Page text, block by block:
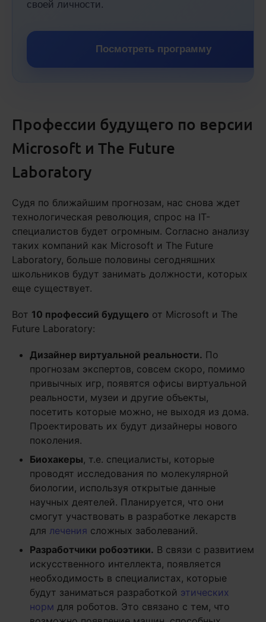
своей личности.
Посмотреть программу
Профессии будущего по версии
Microsoft и The Future
Laboratory
Судя по ближайшим прогнозам, нас снова ждет
технологическая революция, спрос на IT-
специалистов будет огромным. Согласно анализу
таких компаний как Microsoft и The Future
Laboratory, больше половины сегодняшних
школьников будут занимать должности, которых
еще существует.
Вот 10 профессий будущего от Microsoft и The
Future Laboratory:
Дизайнер виртуальной реальности. По
прогнозам экспертов, совсем скоро, помимо
привычных игр, появятся офисы виртуальной
реальности, музеи и другие объекты,
посетить которые можно, не выходя из дома.
Проектировать их будут дизайнеры нового
поколения.
Биохакеры, т.е. специалисты, которые
проводят исследования по молекулярной
биологии, используя открытые данные
научных деятелей. Планируется, что они
смогут участвовать в разработке лекарств
для лечения сложных заболеваний.
Разработчики робоэтики. В связи с развитием
искусственного интеллекта, появляется
необходимость в специалистах, которые
будут заниматься разработкой этических
норм для роботов. Это связано с тем, что